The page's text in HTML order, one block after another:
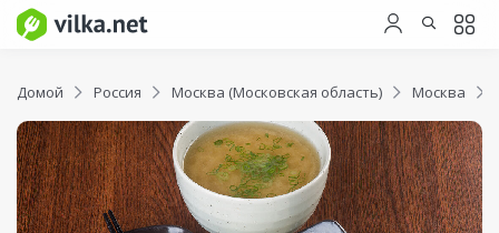
Домой Россия Москва (Московская область) Москва